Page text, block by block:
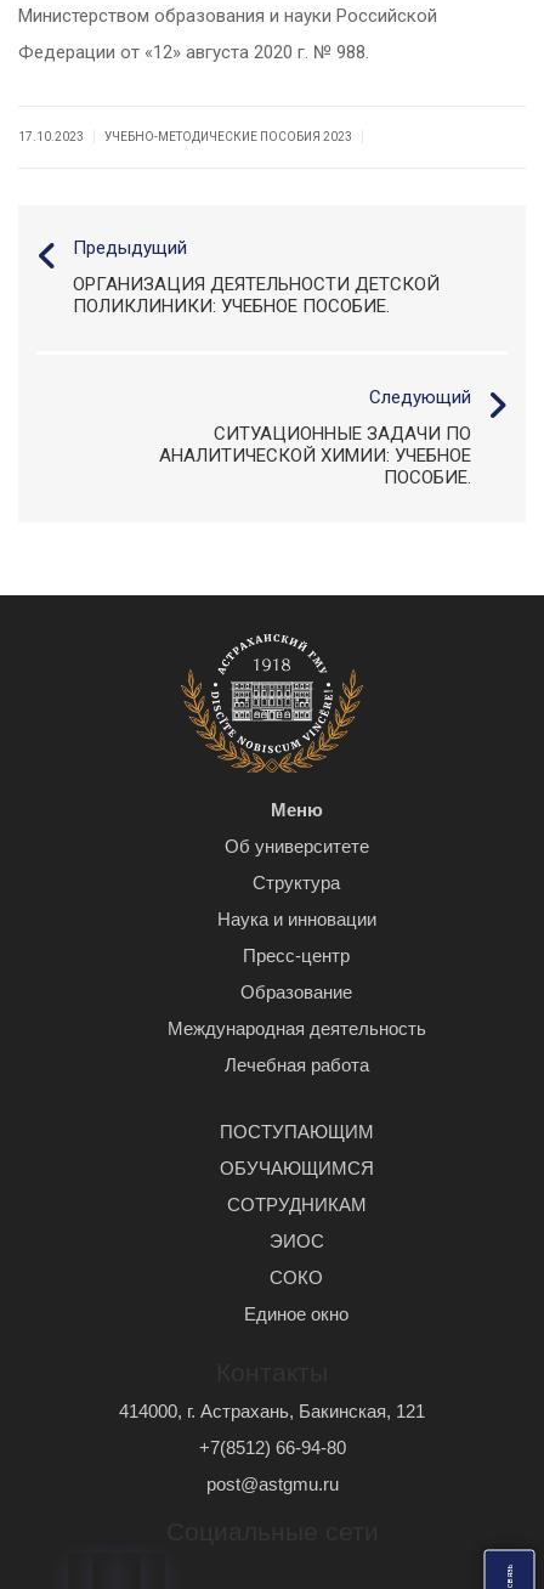
ь
Министерством образования и науки Российской
Федерации от «12» августа 2020 г. № 988.
17.10.2023 УЧЕБНО-МЕТОДИЧЕСКИЕ ПОСОБИЯ 2023
Предыдущий
ОРГАНИЗАЦИЯ ДЕЯТЕЛЬНОСТИ ДЕТСКОЙ
ПОЛИКЛИНИКИ: УЧЕБНОЕ ПОСОБИЕ.
Следующий
СИТУАЦИОННЫЕ ЗАДАЧИ ПО
АНАЛИТИЧЕСКОЙ ХИМИИ: УЧЕБНОЕ
ПОСОБИЕ.
Меню
Об университете
Структура
Наука и инновации
Пресс-центр
Образование
Международная деятельность
Лечебная работа
ПОСТУПАЮЩИМ
ОБУЧАЮЩИМСЯ
СОТРУДНИКАМ
ЭИОС
СОКО
Единое окно
414000, г. Астрахань, Бакинская, 121
+7(8512) 66-94-80
post@astgmu.ru